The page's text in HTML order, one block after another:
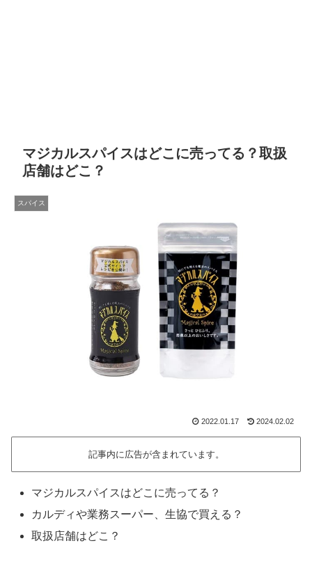
マジカルスパイスはどこに売ってる？取扱
店舗はどこ？
スパイス
2022.01.17 2024.02.02
記事内に広告が含まれています。
マジカルスパイスはどこに売ってる？
カルディや業務スーパー、生協で買える？
取扱店舗はどこ？